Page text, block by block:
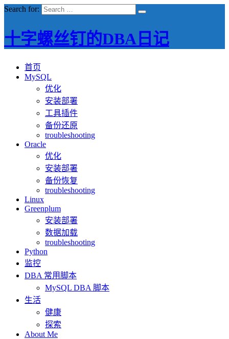
Search for:
十字螺丝钉的DBA日记
首页
MySQL
优化
安装部署
工具插件
备份还原
troubleshooting
Oracle
优化
安装部署
备份恢复
troubleshooting
Linux
Greenplum
安装部署
数据加载
troubleshooting
Python
监控
DBA 常用脚本
MySQL DBA 脚本
生活
健康
探索
About Me